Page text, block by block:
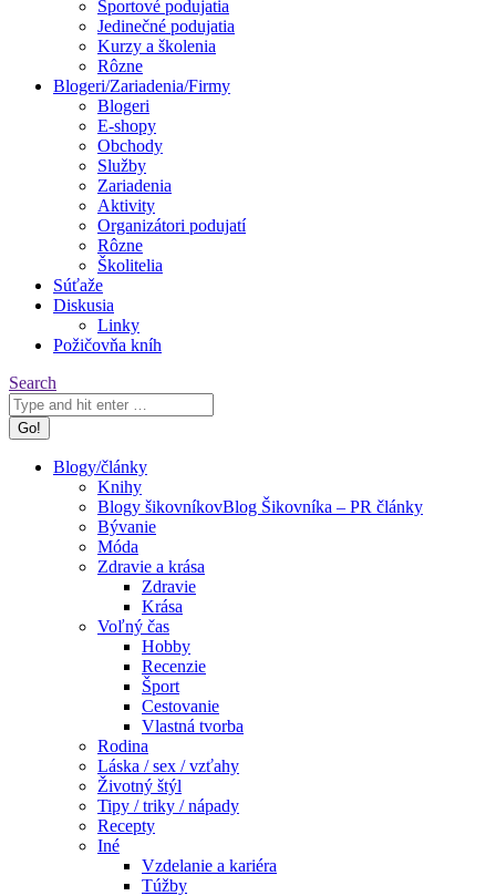
Športové podujatia
Jedinečné podujatia
Kurzy a školenia
Rôzne
Blogeri/Zariadenia/Firmy
Blogeri
E-shopy
Obchody
Služby
Zariadenia
Aktivity
Organizátori podujatí
Rôzne
Školitelia
Súťaže
Diskusia
Linky
Požičovňa kníh
Search:
Search
Blogy/články
Knihy
Blogy šikovníkovBlog Šikovníka – PR články
Bývanie
Móda
Zdravie a krása
Zdravie
Krása
Voľný čas
Hobby
Recenzie
Šport
Cestovanie
Vlastná tvorba
Rodina
Láska / sex / vzťahy
Životný štýl
Tipy / triky / nápady
Recepty
Iné
Vzdelanie a kariéra
Túžby